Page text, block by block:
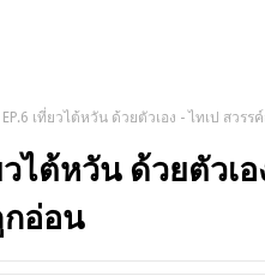
EP.6 เที่ยวไต้หวัน ด้วยตัวเอง - ไทเป สวร
วไต้หวัน ด้วยตัวเ
อ่อน